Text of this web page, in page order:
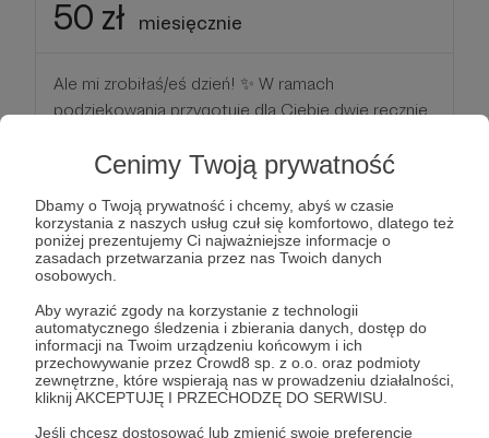
Cenimy Twoją prywatność
Dbamy o Twoją prywatność i chcemy, abyś w czasie
korzystania z naszych usług czuł się komfortowo, dlatego też
poniżej prezentujemy Ci najważniejsze informacje o
zasadach przetwarzania przez nas Twoich danych
osobowych.
Aby wyrazić zgody na korzystanie z technologii
automatycznego śledzenia i zbierania danych, dostęp do
informacji na Twoim urządzeniu końcowym i ich
przechowywanie przez Crowd8 sp. z o.o. oraz podmioty
zewnętrzne, które wspierają nas w prowadzeniu działalności,
kliknij AKCEPTUJĘ I PRZECHODZĘ DO SERWISU.
Jeśli chcesz dostosować lub zmienić swoje preferencje
50 zł miesięcznie
Ale mi zrobiłaś/eś dzień! ✨ W ramach
podziękowania przygotuję dla Ciebie dwie ręcznie
albo ksywką (daj mi tylko znać, co wybierasz) –
mediach czy jak tylko sobie wymarzysz 🎨
+ Do tego dochodzi wszystko z poprzednich
Patroni: 5 Limit: 100